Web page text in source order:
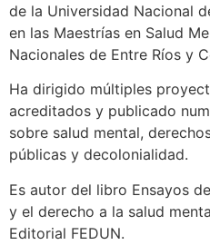
de la Universidad Nacional
en las Maestrías en Salud
Nacionales de Entre Ríos y
Ha dirigido múltiples
acreditados y publicado
sobre salud mental,
públicas y decolonialidad.
Es autor del libro Ensayos
y el derecho a la salud
Editorial FEDUN.